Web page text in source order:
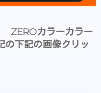
ZEROカラーカラー
の下記の画像クリッ